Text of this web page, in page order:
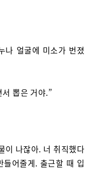
나 얼굴에 미소가 번졌
뽑은 거야.”
이 나잖아. 너 취직했다
어줄게. 출근할 때 입